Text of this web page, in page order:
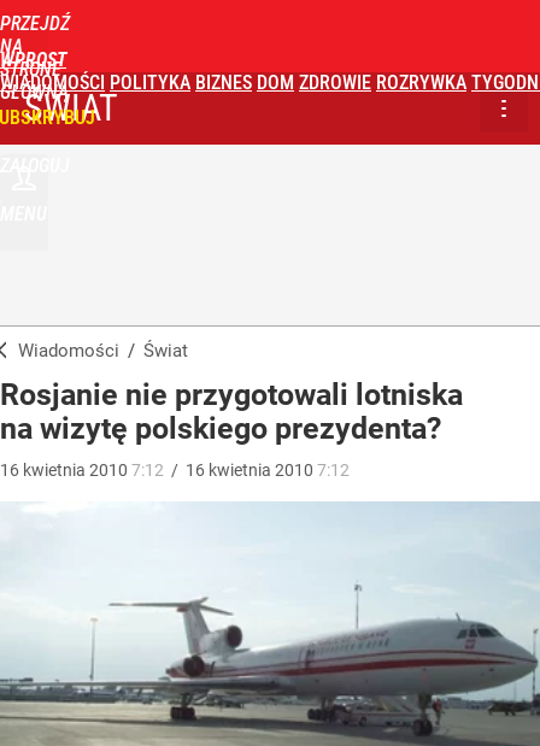
PRZEJDŹ
NA
STRONĘ
GŁÓWNĄ
WPROST
WIADOMOŚCI POLITYKA BIZNES DOM ZDROWIE ROZRYWKA
ŚWIAT
Wiadomości / Świat
Rosjanie nie przygotowali lotniska
na wizytę polskiego prezydenta?
16 kwietnia 2010 7:12 / 16 kwietnia 2010 7:12